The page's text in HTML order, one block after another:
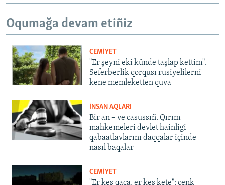
Oqumağa devam etiñiz
CEMİYET
"Er şeyni eki künde taşlap kettim".
Seferberlik qorqusı rusiyelilerni
kene memleketten quva
İNSAN AQLARI
Bir an – ve casussıñ. Qırım
mahkemeleri devlet hainligi
qabaatlavlarını daqqalar içinde
nasıl baqalar
CEMİYET
"Er kes qaça, er kes kete": cenk